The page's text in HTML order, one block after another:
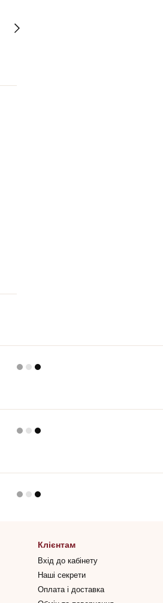
Клієнтам
Вхід до кабінету
Наші секрети
Оплата і доставка